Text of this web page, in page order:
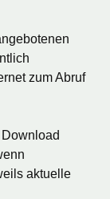
zum Abruf
aktuelle